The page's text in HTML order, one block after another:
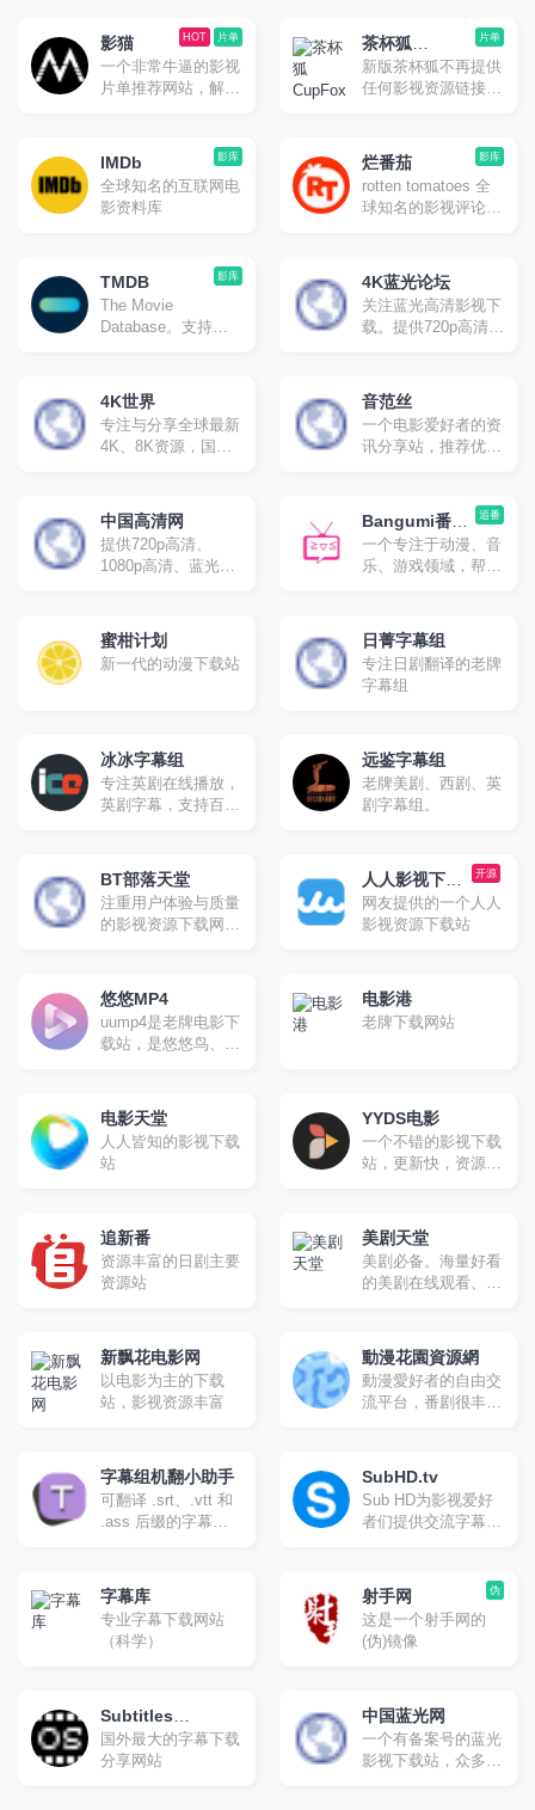
片单
HOT
影猫
一个非常牛逼的影视
片单推荐网站，解决
片单
茶杯狐
CupFox
新版茶杯狐不再提供
任何影视资源链接，
影库
IMDb
全球知名的互联网电
影资料库
影库
烂番茄
rotten tomatoes 全
球知名的影视评论网
茄新鲜度」，新鲜度
越高代表影片的评分
和影评越高，质量也
就越高。
影库
TMDB
The Movie
Database。支持中
料库
4K蓝光论坛
关注蓝光高清影视下
载。提供720p高清、
清、高清mv最新热
门bt种子磁力链迅雷
下载网站。
4K世界
专注与分享全球最新
4K、8K资源，国内
UHD蓝光原盘、4K
视频、8K视频、4K
壁纸、VR4k、4K电
影下载，4kSJ也是
音范丝
一个电影爱好者的资
讯分享站，推荐优秀
中国高清网
提供720p高清、
1080p高清、蓝光原
门bt种子磁力链迅雷
下载网站，是下载了
解高清电影的不二之
追番
Bangumi番组
计划
一个专注于动漫、音
乐、游戏领域，帮助
蜜柑计划
新一代的动漫下载站
日菁字幕组
专注日剧翻译的老牌
字幕组
冰冰字幕组
专注英剧在线播放，
英剧字幕，支持百度
远鉴字幕组
老牌美剧、西剧、英
剧字幕组。
BT部落天堂
注重用户体验与质量
的影视资源下载网
电影种子资源
开源
人人影视下载
分享
网友提供的一个人人
影视资源下载站
悠悠MP4
uump4是老牌电影下
载站，是悠悠鸟、久
电影港
老牌下载网站
电影天堂
人人皆知的影视下载
站
YYDS电影
一个不错的影视下载
站，更新快，资源
追新番
资源丰富的日剧主要
资源站
美剧天堂
美剧必备。海量好看
的美剧在线观看、最
新飘花电影网
以电影为主的下载
站，影视资源丰富
動漫花園資源網
動漫愛好者的自由交
流平台，番剧很丰
字幕组机翻小助手
可翻译 .srt、.vtt 和
.ass 后缀的字幕文
符，也可以使用您自
己的 API。
SubHD.tv
Sub HD为影视爱好
者们提供交流字幕的
字幕打分和评论，也
可以上传字幕与大家
分享。
字幕库
专业字幕下载网站
（科学）
伪
射手网
这是一个射手网的
(伪)镜像
Subtitles
Subtitles
国外最大的字幕下载
分享网站
中国蓝光网
一个有备案号的蓝光
影视下载站，众多新